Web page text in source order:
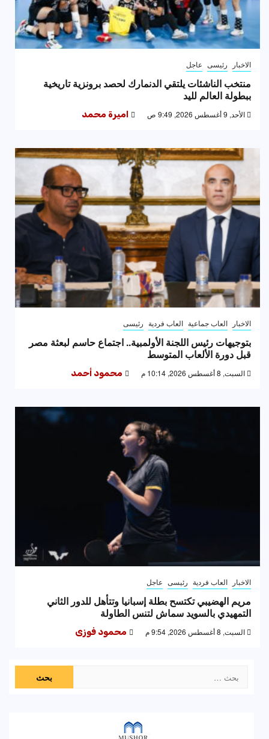
الاخبار رئيسى عاجل
منتخب الناشئات يلتقي الدنمارك لحصد برونزية تاريخية
ببطولة العالم لليد
الأحد, 9 أغسطس 2026, 9:49 ص اميرة محمد
الاخبار العاب جماعية العاب فردية رئيسى
بتوجيهات رئيس اللجنة الأولمبية.. اجتماع حاسم لبعثة مصر
قبل دورة الألعاب المتوسط
السبت, 8 أغسطس 2026, 10:14 م محمود أحمد
الاخبار العاب فردية رئيسى عاجل
مريم الهضيبي تكتسح بطلة إسبانيا وتتأهل للدور الثاني
التمهيدي بالسويد سماش لتنس الطاولة
السبت, 8 أغسطس 2026, 9:54 م محمود فوزى
عن: